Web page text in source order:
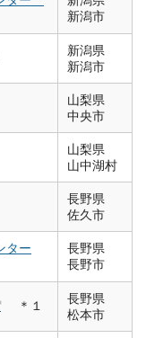
新潟市
新潟県
新潟市
山梨県
中央市
山梨県
山中湖村
長野県
佐久市
ター
長野県
長野市
＊１
長野県
松本市